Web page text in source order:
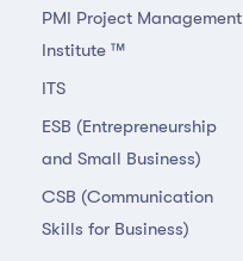
PMI Project Management
Institute ™
ITS
ESB (Entrepreneurship
and Small Business)
CSB (Communication
Skills for Business)